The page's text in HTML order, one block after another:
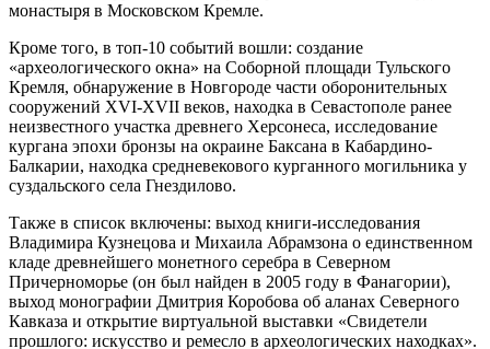
монастыря в Московском Кремле.
Кроме того, в топ-10 событий вошли: создание
«археологического окна» на Соборной площади Тульского
Кремля, обнаружение в Новгороде части оборонительных
сооружений XVI-XVII веков, находка в Севастополе ранее
неизвестного участка древнего Херсонеса, исследование
кургана эпохи бронзы на окраине Баксана в Кабардино-
Балкарии, находка средневекового курганного могильника у
суздальского села Гнездилово.
Также в список включены: выход книги-исследования
Владимира Кузнецова и Михаила Абрамзона о единственном
кладе древнейшего монетного серебра в Северном
Причерноморье (он был найден в 2005 году в Фанагории),
выход монографии Дмитрия Коробова об аланах Северного
Кавказа и открытие виртуальной выставки «Свидетели
прошлого: искусство и ремесло в археологических находках».